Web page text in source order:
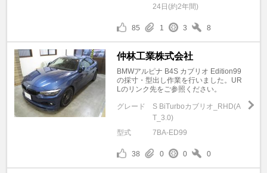
24日(約2年間)
85 1 3 8
仲林工業株式会社
BMWアルピナ B4S カブリオ Edition99
の採寸・型出し作業を行いました。UR
Lのリンク先をご参照ください。
グレード
S BiTurboカブリオ_RHD(A
T_3.0)
型式
7BA-ED99
38 0 0 0